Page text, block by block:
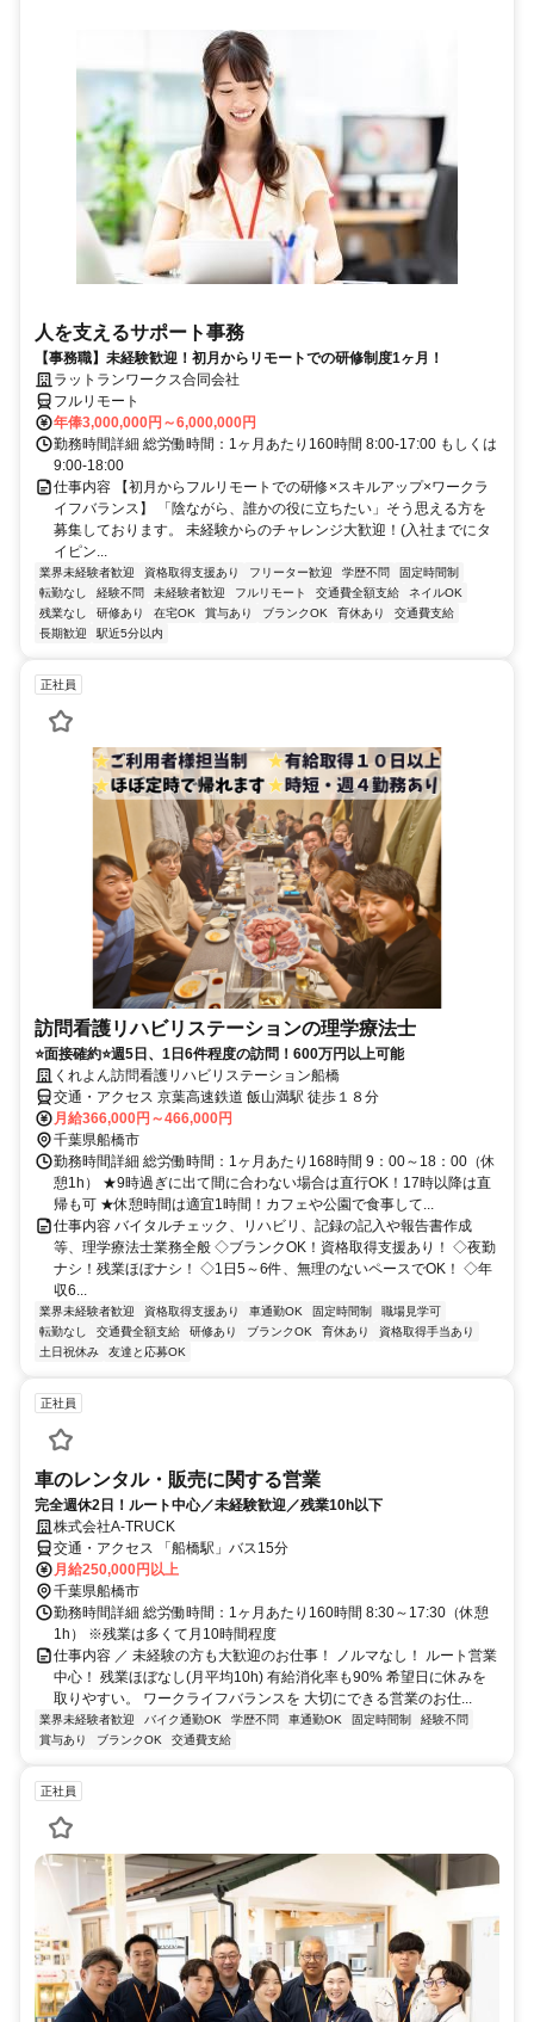
人を支えるサポート事務
【事務職】未経験歓迎！初月からリモートでの研修制度1ヶ月！
ラットランワークス合同会社
フルリモート
年俸3,000,000円～6,000,000円
勤務時間詳細 総労働時間：1ヶ月あたり160時間 8:00-17:00 もしくは
9:00-18:00
仕事内容 【初月からフルリモートでの研修×スキルアップ×ワークラ
イフバランス】 「陰ながら、誰かの役に立ちたい」そう思える方を
募集しております。 未経験からのチャレンジ大歓迎！(入社までにタ
イピン...
業界未経験者歓迎 資格取得支援あり フリーター歓迎 学歴不問
固定時間制
転勤なし
経験不問 未経験者歓迎 フルリモート 交通費全額支給
ネイルOK
残業なし
研修あり 在宅OK 賞与あり ブランクOK 育休あり
交通費支給
長期歓迎
駅近5分以内
正社員
訪問看護リハビリステーションの理学療法士
⭐面接確約⭐週5日、1日6件程度の訪問！600万円以上可能
くれよん訪問看護リハビリステーション船橋
交通・アクセス 京葉高速鉄道 飯山満駅 徒歩１８分
月給366,000円～466,000円
千葉県船橋市
勤務時間詳細 総労働時間：1ヶ月あたり168時間 9：00～18：00（休
憩1h） ★9時過ぎに出て間に合わない場合は直行OK！17時以降は直
帰も可 ★休憩時間は適宜1時間！カフェや公園で食事して...
仕事内容 バイタルチェック、リハビリ、記録の記入や報告書作成
等、理学療法士業務全般 ◇ブランクOK！資格取得支援あり！ ◇夜勤
ナシ！残業ほぼナシ！ ◇1日5～6件、無理のないペースでOK！ ◇年
収6...
業界未経験者歓迎 資格取得支援あり 車通勤OK 固定時間制
職場見学可
転勤なし
交通費全額支給 研修あり ブランクOK 育休あり
資格取得手当あり
土日祝休み
友達と応募OK
正社員
車のレンタル・販売に関する営業
完全週休2日！ルート中心／未経験歓迎／残業10h以下
株式会社A‐TRUCK
交通・アクセス 「船橋駅」バス15分
月給250,000円以上
千葉県船橋市
勤務時間詳細 総労働時間：1ヶ月あたり160時間 8:30～17:30（休憩
1h） ※残業は多くて月10時間程度
仕事内容 ／ 未経験の方も大歓迎のお仕事！ ノルマなし！ ルート営業
中心！ 残業ほぼなし(月平均10h) 有給消化率も90% 希望日に休みを
取りやすい。 ワークライフバランスを 大切にできる営業のお仕...
業界未経験者歓迎 バイク通勤OK 学歴不問 車通勤OK 固定時間制
経験不問
賞与あり
ブランクOK 交通費支給
正社員